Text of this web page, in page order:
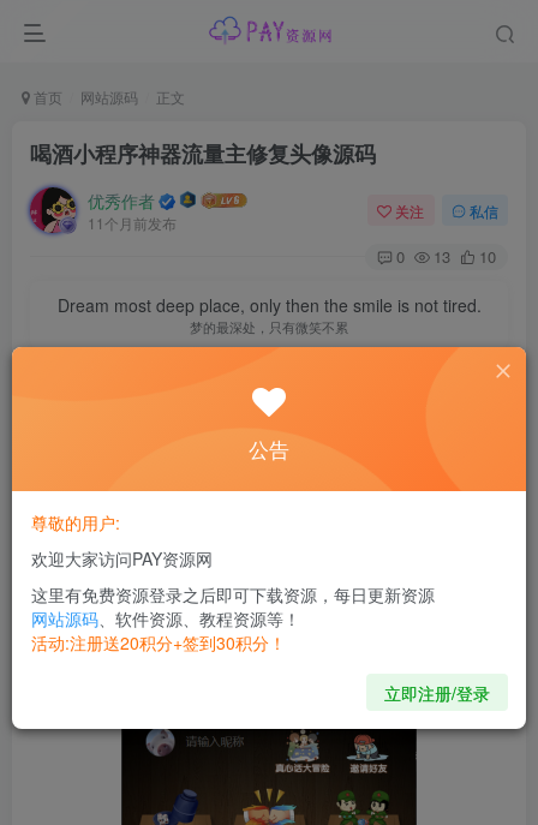
首页 网站源码 正文
喝酒小程序神器流量主修复头像源码
优秀作者
11个月前发布
关注 私信
0 13 10
Dream most deep place, only then the smile is not tired.
梦的最深处，只有微笑不累
通过后改广告代码，然后关闭广告展示提交，通过后打开即
可
无广告引流
流量主版本的（配合流量主搭建）
公告
尊敬的用户:
欢迎大家访问PAY资源网
这里有免费资源登录之后即可下载资源，每日更新资源
网站源码、软件资源、教程资源等！
活动:注册送20积分+签到30积分！
立即注册/登录